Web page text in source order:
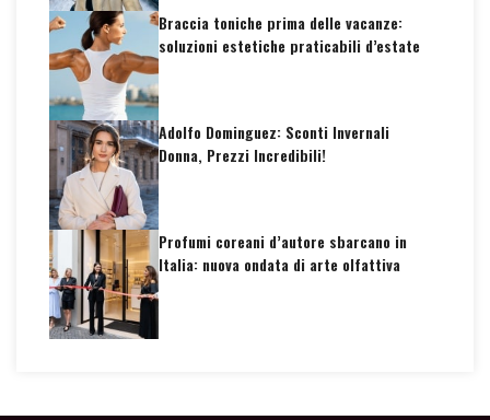
Braccia toniche prima delle vacanze:
soluzioni estetiche praticabili d’estate
Adolfo Dominguez: Sconti Invernali
Donna, Prezzi Incredibili!
Profumi coreani d’autore sbarcano in
Italia: nuova ondata di arte olfattiva